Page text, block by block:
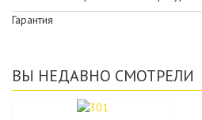
Гарантия
ВЫ НЕДАВНО СМОТРЕЛИ